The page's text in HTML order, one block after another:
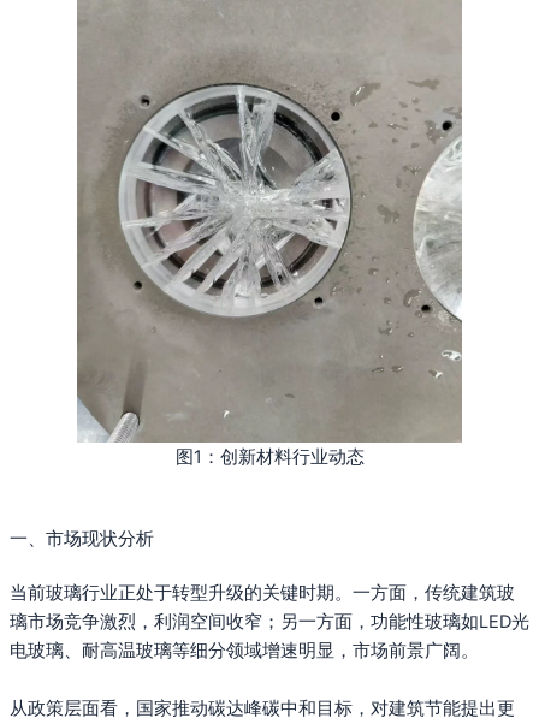
图1：创新材料行业动态
一、市场现状分析
当前玻璃行业正处于转型升级的关键时期。一方面，传统建筑玻
璃市场竞争激烈，利润空间收窄；另一方面，功能性玻璃如LED光
电玻璃、耐高温玻璃等细分领域增速明显，市场前景广阔。
从政策层面看，国家推动碳达峰碳中和目标，对建筑节能提出更